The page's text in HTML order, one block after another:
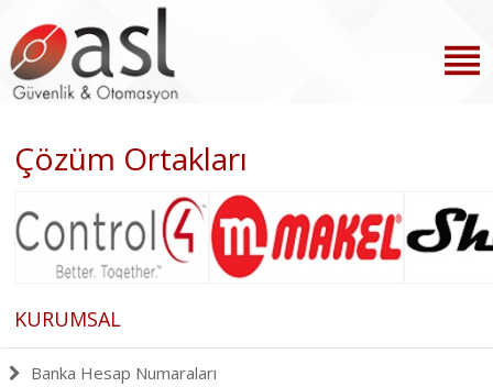
Çözüm Ortakları
KURUMSAL
Banka Hesap Numaraları